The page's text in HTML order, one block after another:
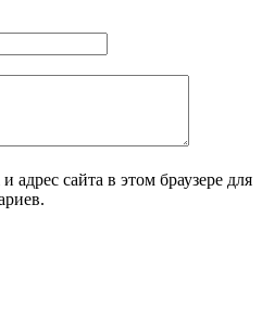
адрес сайта в этом браузере для